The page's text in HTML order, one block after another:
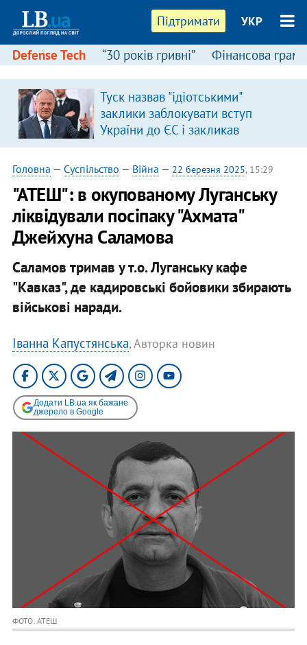
Підтримати УКР
Defense Tech “30 років гривні” Фінансова
Туск назвав "ідіотськими"
заклики заблокувати вступ
України до ЄС і закликав
припинити антиукраїнську
риторику
Головна — Суспільство — Війна — 22 березня 2025, 15:29
"АТЕШ": в окупованому Луганську
ліквідували посіпаку "Ахмата"
Джейхуна Саламова
Саламов тримав у т.о. Луганську кафе
"Кавказ", де кадировські бойовики збирають
військові наради.
Іванна Капустянська, Авторка новин
Додати LB.ua як бажане
джерело в Google
ФОТО: АТЕШ